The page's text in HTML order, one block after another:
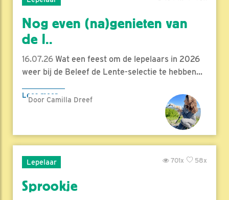
Nog even (na)genieten van
de l..
16.07.26 Wat een feest om de lepelaars in 2026
weer bij de Beleef de Lente-selectie te hebben...
Lees meer
Door Camilla Dreef
Lepelaar 58x
701x
Sprookje